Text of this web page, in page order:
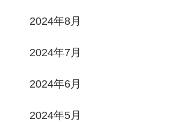
2024年8月
2024年7月
2024年6月
2024年5月